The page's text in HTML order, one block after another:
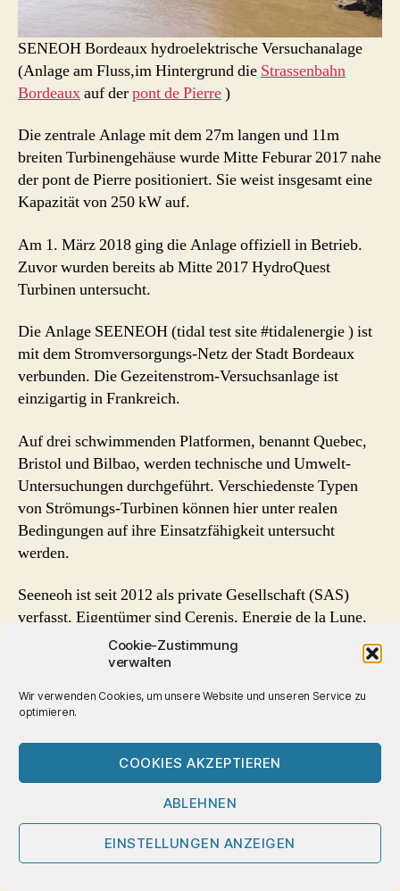
Cookie-Zustimmung
verwalten
Wir verwenden Cookies, um unsere Website und unseren Service zu
optimieren.
COOKIES AKZEPTIEREN
ABLEHNEN
EINSTELLUNGEN ANZEIGEN
SENEOH Bordeaux hydroelektrische Versuchanalage
(Anlage am Fluss,im Hintergrund die Strassenbahn
Bordeauxauf derpont de Pierre)
Die zentrale Anlage mit dem 27m langen und 11m
breiten Turbinengehäuse wurde Mitte Feburar 2017 nahe
der pont de Pierre positioniert. Sie weist insgesamt eine
Kapazität von 250 kW auf.
Am 1. März 2018 ging die Anlage offiziell in Betrieb.
Zuvor wurden bereits ab Mitte 2017 HydroQuest
Turbinen untersucht.
Die Anlage SEENEOH (tidal test site #tidalenergie ) ist
mit dem Stromversorgungs-Netz der Stadt Bordeaux
verbunden. Die Gezeitenstrom-Versuchsanlage ist
einzigartig in Frankreich.
Auf drei schwimmenden Platformen, benannt Quebec,
Bristol und Bilbao, werden technische und Umwelt-
Untersuchungen durchgeführt. Verschiedenste Typen
von Strömungs-Turbinen können hier unter realen
Bedingungen auf ihre Einsatzfähigkeit untersucht
werden.
Seeneoh ist seit 2012 als private Gesellschaft (SAS)
verfasst. Eigentümer sind Cerenis, Energie de la Lune,
Valorem und Route des Lasiers.
Schlagwörter
Kategorien
Kernkraftwerk
Unterweser Stop